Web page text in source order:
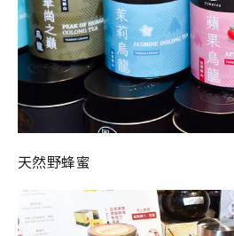
天然野蜂蜜